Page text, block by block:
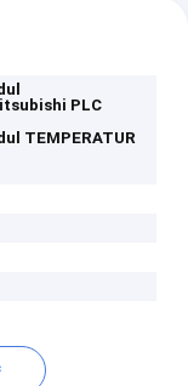
PLC
TEMPERATUR